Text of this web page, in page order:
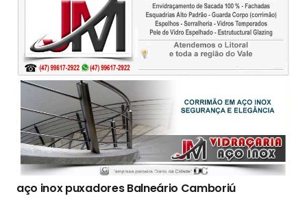
aço inox puxadores Balneário Camboriú